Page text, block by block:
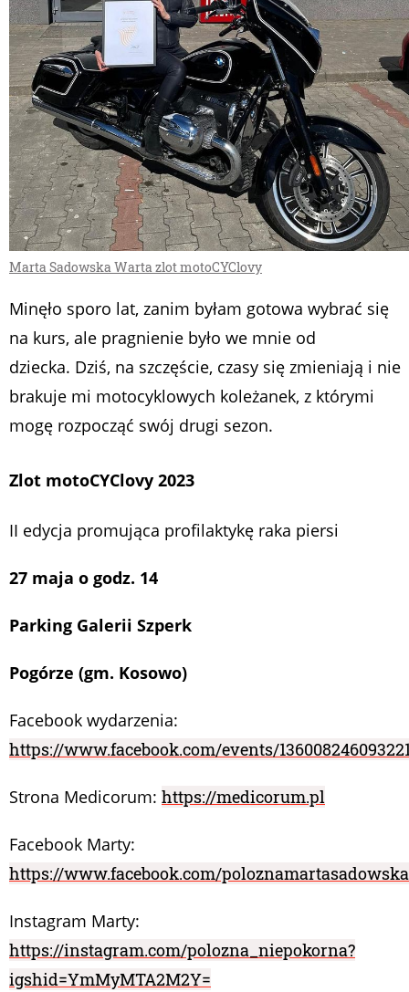
Marta Sadowska Warta zlot motoCYClovy
Minęło sporo lat, zanim byłam gotowa wybrać się
na kurs, ale pragnienie było we mnie od
dziecka. Dziś, na szczęście, czasy się zmieniają i nie
brakuje mi motocyklowych koleżanek, z którymi
mogę rozpocząć swój drugi sezon.
Zlot motoCYClovy 2023
II edycja promująca profilaktykę raka piersi
27 maja o godz. 14
Parking Galerii Szperk
Pogórze (gm. Kosowo)
Facebook wydarzenia:
https://www.facebook.com/events/
Strona Medicorum: https://medicorum.pl
Facebook Marty:
https://www.facebook.com/poloznamartasadowska
Instagram Marty:
https://instagram.com/polozna_niepokorna?
igshid=YmMyMTA2M2Y=